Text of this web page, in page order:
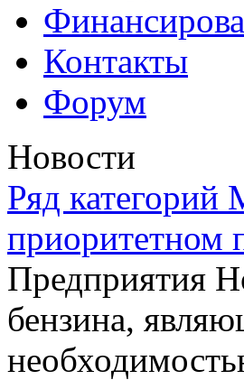
Контакты
Форум
Новости
Ряд
приоритетном
Предприятия
бензина,